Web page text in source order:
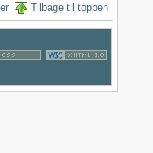
Tilbage til toppen